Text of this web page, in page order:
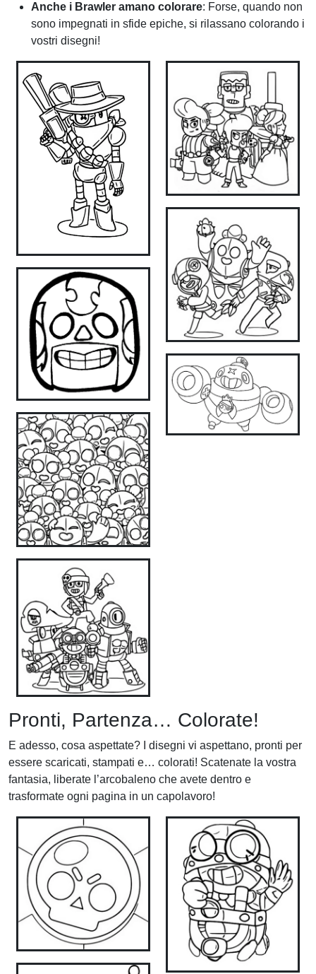
Anche i Brawler amano colorare: Forse, quando non
sono impegnati in sfide epiche, si rilassano colorando i
vostri disegni!
Pronti, Partenza… Colorate!
E adesso, cosa aspettate? I disegni vi aspettano, pronti per
essere scaricati, stampati e… colorati! Scatenate la vostra
fantasia, liberate l’arcobaleno che avete dentro e
trasformate ogni pagina in un capolavoro!